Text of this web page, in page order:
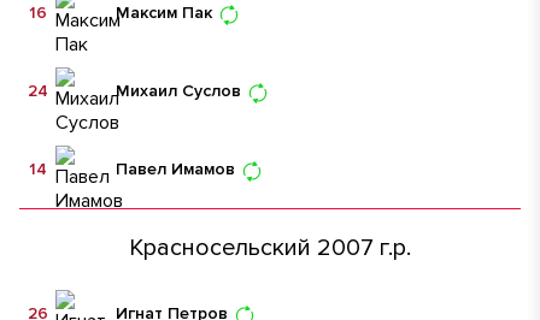
Максим Пак
16
Михаил Суслов
24
Павел Имамов
14
Красносельский 2007 г.р.
Игнат Петров
26